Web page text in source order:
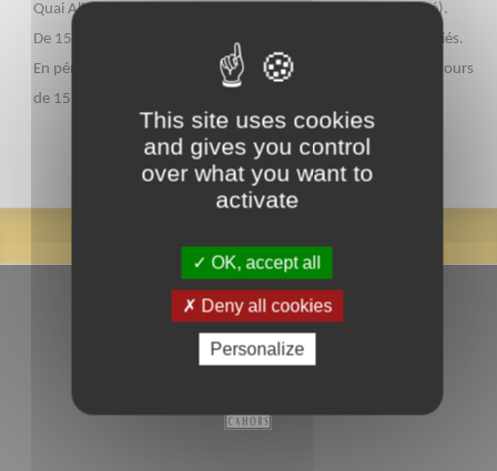
Quai Albert-Cappus (à proximité immédiate du pont Valentré).
De 15 h à 18 h, les vendredis, samedis, dimanches et jours fériés.
En période de vacances scolaires de la zone C, ouvert tous les jours
de 15 h à 18 h.
This site uses cookies
and gives you control
over what you want to
activate
OK, accept all
Deny all cookies
Personalize